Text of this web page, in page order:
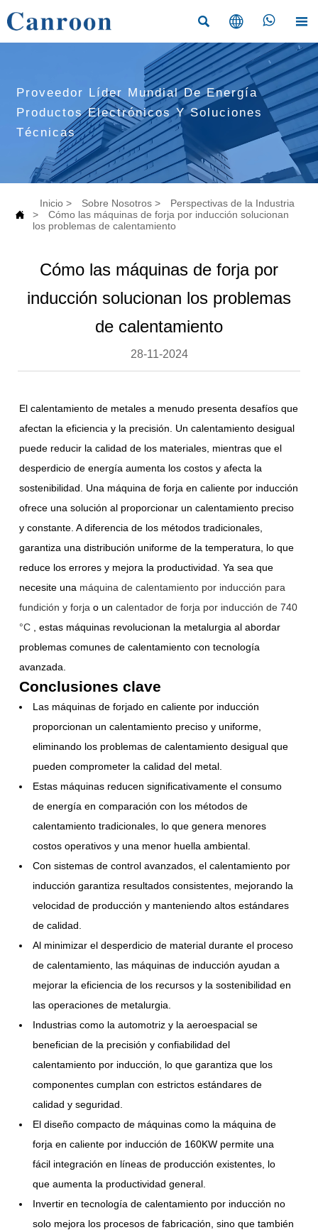
   
Proveedor Líder Mundial De Energía
Productos Electrónicos Y Soluciones
Técnicas

Inicio > Sobre Nosotros >
Perspectivas de la Industria
>
Cómo las máquinas de forja por inducción solucionan
los problemas de calentamiento
Cómo las máquinas de forja por
inducción solucionan los problemas
de calentamiento
28-11-2024
El calentamiento de metales a menudo presenta desafíos que
afectan la eficiencia y la precisión. Un calentamiento desigual
puede reducir la calidad de los materiales, mientras que el
desperdicio de energía aumenta los costos y afecta la
sostenibilidad. Una máquina de forja en caliente por inducción
ofrece una solución al proporcionar un calentamiento preciso
y constante. A diferencia de los métodos tradicionales,
garantiza una distribución uniforme de la temperatura, lo que
reduce los errores y mejora la productividad. Ya sea que
necesite una máquina de calentamiento por inducción para
fundición y forja o un calentador de forja por inducción de 740
°C
, estas máquinas revolucionan la metalurgia al abordar
problemas comunes de calentamiento con tecnología
avanzada.
Conclusiones clave
Las máquinas de forjado en caliente por inducción
proporcionan un calentamiento preciso y uniforme,
eliminando los problemas de calentamiento desigual que
pueden comprometer la calidad del metal.
Estas máquinas reducen significativamente el consumo
de energía en comparación con los métodos de
calentamiento tradicionales, lo que genera menores
costos operativos y una menor huella ambiental.
Con sistemas de control avanzados, el calentamiento por
inducción garantiza resultados consistentes, mejorando la
velocidad de producción y manteniendo altos estándares
de calidad.
Al minimizar el desperdicio de material durante el proceso
de calentamiento, las máquinas de inducción ayudan a
mejorar la eficiencia de los recursos y la sostenibilidad en
las operaciones de metalurgia.
Industrias como la automotriz y la aeroespacial se
benefician de la precisión y confiabilidad del
calentamiento por inducción, lo que garantiza que los
componentes cumplan con estrictos estándares de
calidad y seguridad.
El diseño compacto de máquinas como la máquina de
forja en caliente por inducción de 160KW permite una
fácil integración en líneas de producción existentes, lo
que aumenta la productividad general.
Invertir en tecnología de calentamiento por inducción no
solo mejora los procesos de fabricación, sino que también